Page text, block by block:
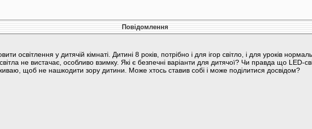
Повідомлення
освітлення у дитячій кімнаті. Дитині 8 років, потрібно і для ігор світло, і для уроків
не вистачає, особливо взимку. Які є безпечні варіанти для дитячої? Чи правда що LED-
щоб не нашкодити зору дитини. Може хтось ставив собі і може поділитися досвідом?